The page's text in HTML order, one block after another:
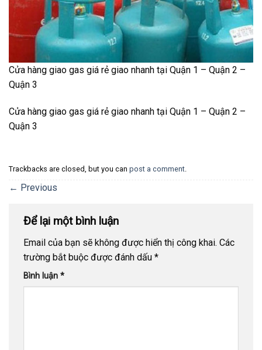
Cửa hàng giao gas giá rẻ giao nhanh tại Quận 1 – Quận 2 –
Quận 3
Cửa hàng giao gas giá rẻ giao nhanh tại Quận 1 – Quận 2 –
Quận 3
Trackbacks are closed, but you can post a comment.
← Previous
Để lại một bình luận
Email của bạn sẽ không được hiển thị công khai. Các
trường bắt buộc được đánh dấu *
Bình luận *